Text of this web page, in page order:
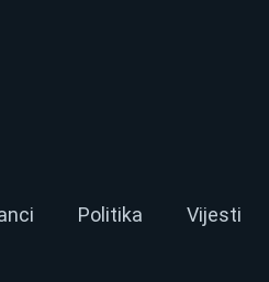
Politika Vijesti